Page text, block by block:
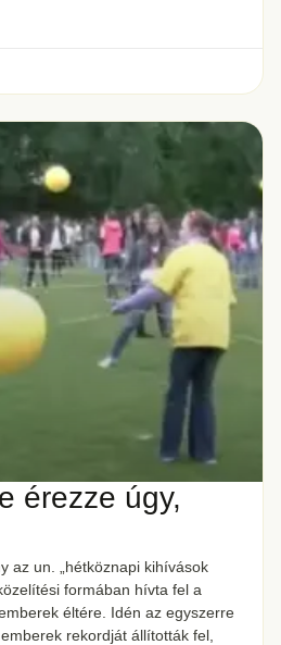
érezze úgy,
az un. „hétköznapi kihívások
formában hívta fel a
éltére. Idén az egyszerre
rekordját állították fel,